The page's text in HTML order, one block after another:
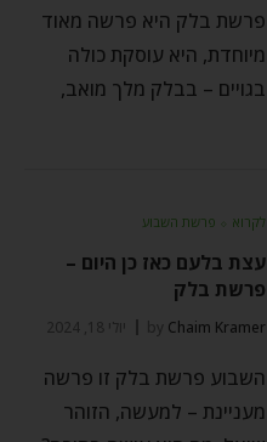
פרשת בלק היא פרשה מאוד
מיוחדת, היא עוסקת כולה
בגויים – בבלק מלך מואב,
לקרוא ⬦ פרשת השבוע
עצת בלעם כאז כן היום –
פרשת בלק
by Chaim Kramer יולי 18, 2024
השבוע פרשת בלק זו פרשה
מעניינת – למעשה, הזוהר